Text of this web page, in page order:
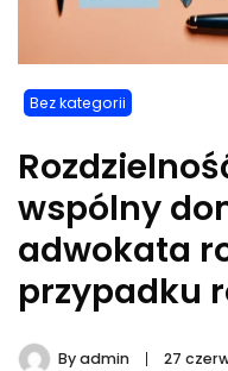
Bez kategorii
wspólny
adwokata
przypadku
Byadmin
27